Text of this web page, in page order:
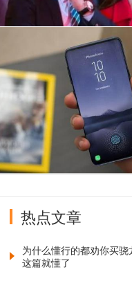
热点文章
为什么懂行的都劝你买
这篇就懂了